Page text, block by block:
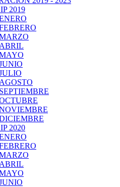
2019
ABRIL
AGOSTO
SEPTIEMBRE
2020
ABRIL